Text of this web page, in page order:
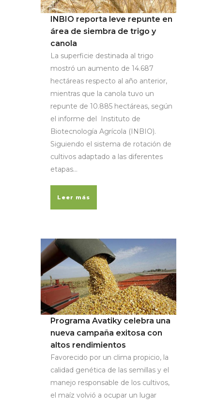
INBIO reporta leve repunte en
área de siembra de trigo y
canola
La superficie destinada al trigo
mostró un aumento de 14.687
hectáreas respecto al año anterior,
mientras que la canola tuvo un
repunte de 10.885 hectáreas, según
el informe del Instituto de
Biotecnología Agrícola (INBIO).
Siguiendo el sistema de rotación de
cultivos adaptado a las diferentes
etapas...
Leer más
Programa Avatiky celebra una
nueva campaña exitosa con
altos rendimientos
Favorecido por un clima propicio, la
calidad genética de las semillas y el
manejo responsable de los cultivos,
el maíz volvió a ocupar un lugar